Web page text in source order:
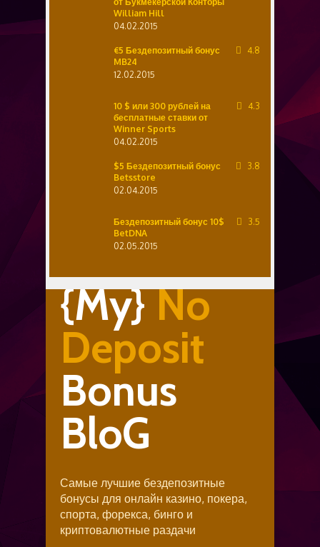
William Hill
04.02.2015
€5 Бездепозитный бонус
MB24
12.02.2015
4.8
10 $ или 300 рублей на
бесплатные ставки от
Winner Sports
04.02.2015
4.3
$5 Бездепозитный бонус
Betsstore
02.04.2015
3.8
Бездепозитный бонус 10$
BetDNA
02.05.2015
3.5
{My}No
Deposit
Bonus
BloG
Самые лучшие бездепозитные
бонусы для онлайн казино, покера,
спорта, форекса, бинго и
криптовалютные раздачи